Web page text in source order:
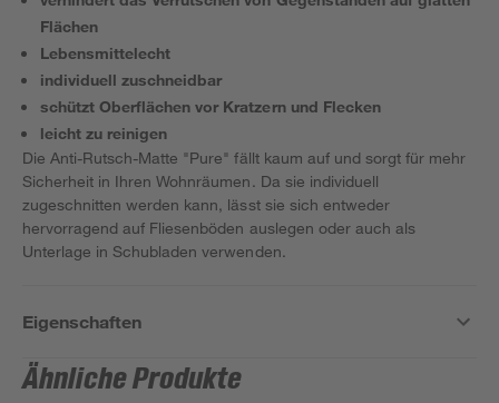
Flächen
Lebensmittelecht
individuell zuschneidbar
schützt Oberflächen vor Kratzern und Flecken
leicht zu reinigen
Die Anti-Rutsch-Matte "Pure" fällt kaum auf und sorgt für mehr
Sicherheit in Ihren Wohnräumen. Da sie individuell
zugeschnitten werden kann, lässt sie sich entweder
hervorragend auf Fliesenböden auslegen oder auch als
Unterlage in Schubladen verwenden.
Eigenschaften
Ähnliche Produkte